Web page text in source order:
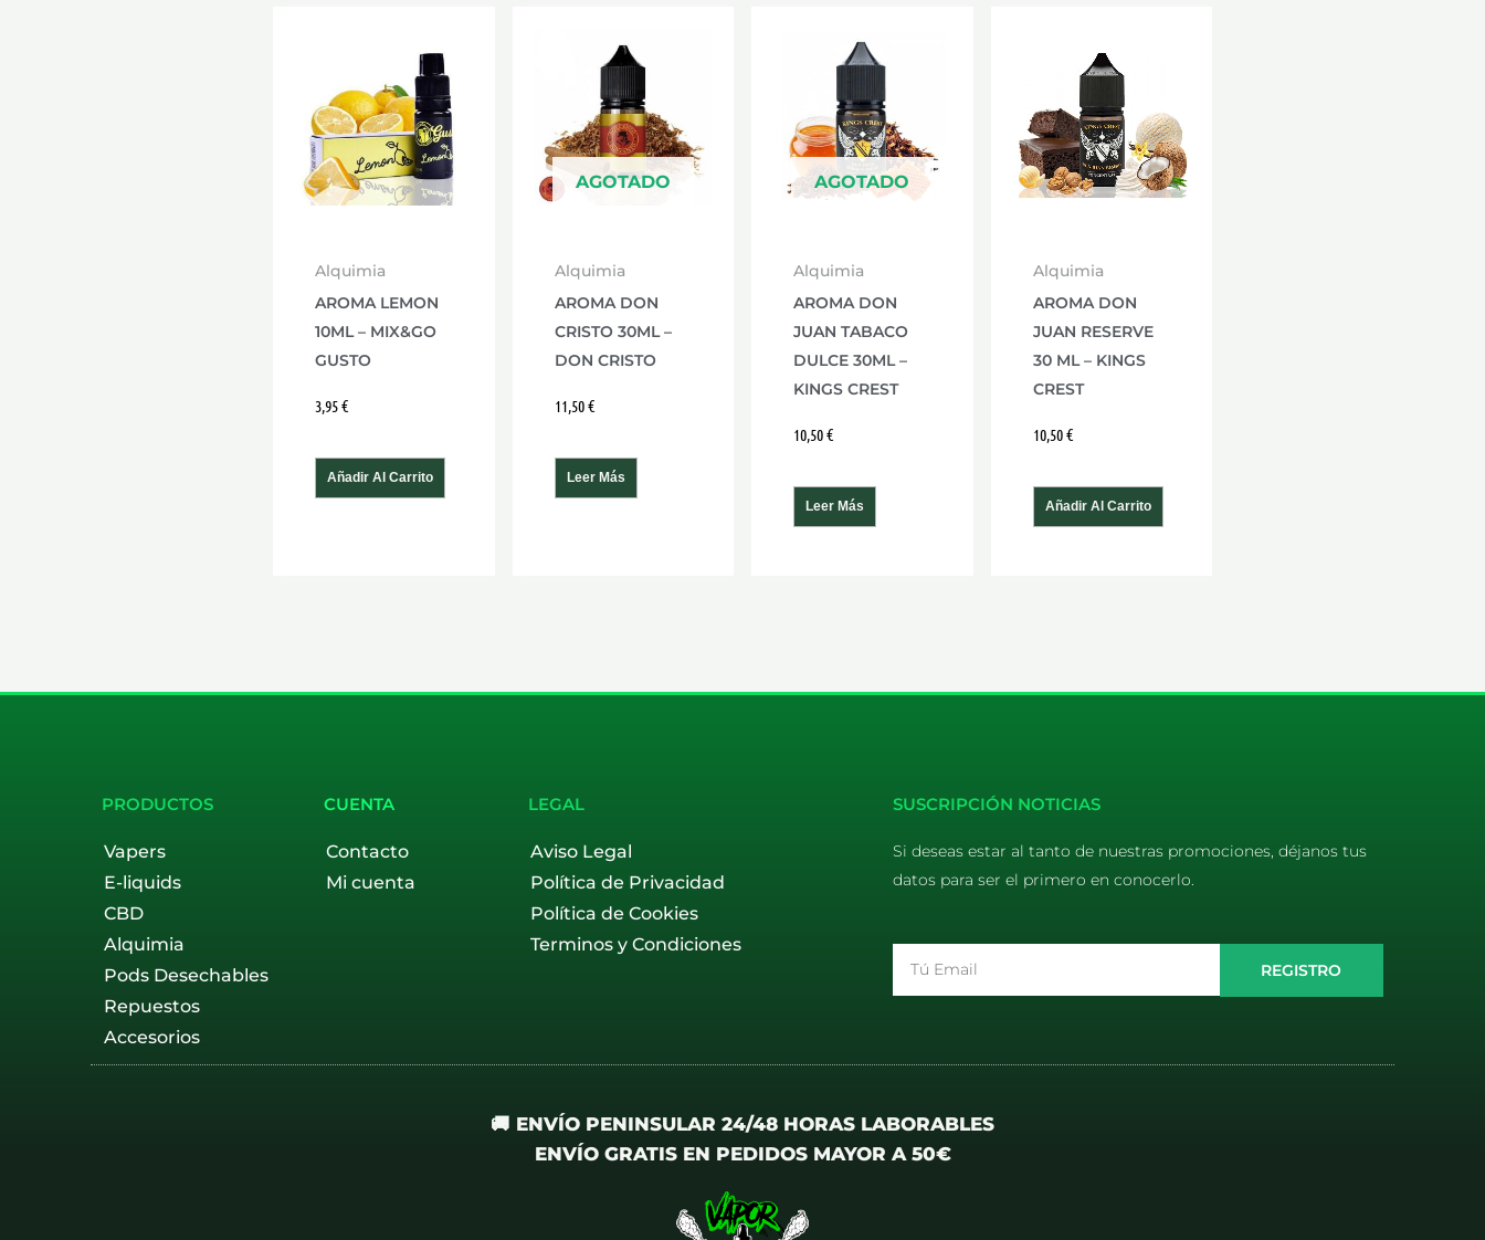
Alquimia
AROMA LEMON
10ML – MIX&GO
GUSTO
3,95€
Añadir Al Carrito
AGOTADO
Alquimia
AROMA DON
CRISTO 30ML –
DON CRISTO
11,50€
Leer Más
AGOTADO
Alquimia
AROMA DON
JUAN TABACO
DULCE 30ML –
KINGS CREST
10,50€
Leer Más
Alquimia
AROMA DON
JUAN RESERVE
30 ML – KINGS
CREST
10,50€
Añadir Al Carrito
PRODUCTOS
Vapers
E-liquids
CBD
Alquimia
Pods Desechables
Repuestos
Accesorios
CUENTA
Contacto
Mi cuenta
LEGAL
Aviso Legal
Política de Privacidad
Política de Cookies
Terminos y Condiciones
SUSCRIPCIÓN NOTICIAS
Si deseas estar al tanto de nuestras promociones, déjanos tus
datos para ser el primero en conocerlo.
REGISTRO
🚚 ENVÍO PENINSULAR 24/48 HORAS LABORABLES
ENVÍO GRATIS EN PEDIDOS MAYOR A 50€